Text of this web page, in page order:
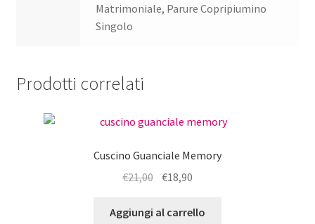
Matrimoniale, Parure Copripiumino
Singolo
Prodotti correlati
Cuscino Guanciale Memory
€21,00
originale
€18,90
attuale
Aggiungi al carrello